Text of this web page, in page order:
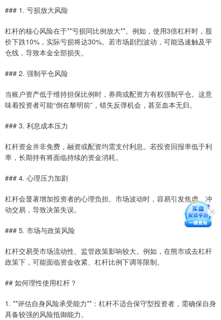
### 1. 亏损放大风险
杠杆的核心风险在于**亏损同比例放大**。例如，使用3倍杠杆时，股
价下跌10%，实际亏损将达30%。若市场剧烈波动，可能迅速触及平
仓线，导致本金全部损失。
### 2. 强制平仓风险
当账户资产低于维持担保比例时，券商或配资方有权强制平仓。这意
味着投资者可能“倒在黎明前”，错失反弹机会，甚至血本无归。
### 3. 利息成本压力
杠杆资金并非免费，融资或配资均需支付利息。若投资回报率低于利
率，长期持有将面临持续的资金消耗。
### 4. 心理压力加剧
杠杆会显著增加投资者的心理负担。市场波动时，容易引发焦虑、冲
动交易，导致决策失误。
### 5. 市场与政策风险
杠杆交易受市场流动性、监管政策影响较大。例如，在熊市或去杠杆
政策下，可能面临资金收紧、杠杆比例下调等限制。
## 如何理性使用杠杆？
1. **评估自身风险承受能力**：杠杆不适合保守型投资者，需确保自身
具备较强的风险抵御能力。